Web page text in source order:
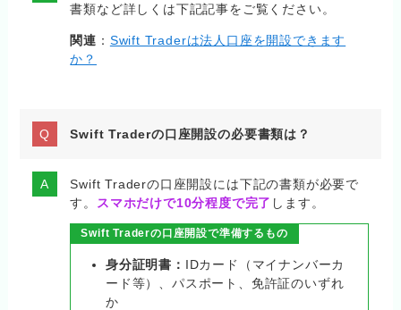
書類など詳しくは下記記事をご覧ください。
関連 ： Swift Traderは法人口座を開設できます
か？
Swift Traderの口座開設の必要書類は？
Swift Traderの口座開設には下記の書類が必要で
す。
スマホだけで10分程度で完了 します。
Swift Traderの口座開設で準備するもの
身分証明書： IDカード（マイナンバーカ
ード等）、パスポート、免許証のいずれ
か